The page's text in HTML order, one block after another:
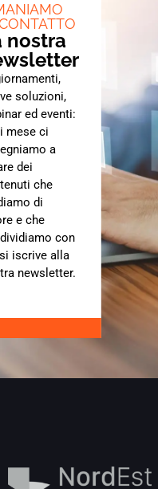
nostra
soluzioni,
ed eventi:
mese ci
a
dei
che
di
e che
con
iscrive alla
newsletter.